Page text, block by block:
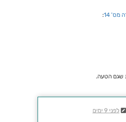
מס' 14 :
שגם הטעה.